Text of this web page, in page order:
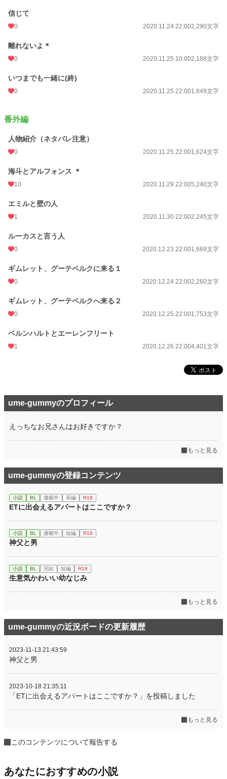
信じて
0 2020.11.24 22:002,290文字
離れないよ＊
0 2020.11.25 10:002,188文字
いつまでも一緒に(終)
0 2020.11.25 22:001,849文字
番外編
人物紹介（ネタバレ注意）
0 2020.11.25 22:001,624文字
海斗とアルフォンス ＊
10 2020.11.29 22:005,240文字
エミルと壁の人
1 2020.11.30 22:002,245文字
ルーカスと言う人
0 2020.12.23 22:001,669文字
ギムレット、グーテベルクに来る１
0 2020.12.24 22:002,260文字
ギムレット、グーテベルクへ来る２
0 2020.12.25 22:001,753文字
ベルンハルトとエーレンフリート
1 2020.12.26 22:004,401文字
ume-gummyのプロフィール
えっちなお兄さんはお好きですか？
もっと見る
ume-gummyの登録コンテンツ
小説 BL 連載中 長編 R18
ETに出会えるアパートはここですか？
小説 BL 連載中 短編 R18
神父と男
小説 BL 完結 短編 R18
生意気かわいい幼なじみ
もっと見る
ume-gummyの近況ボードの更新履歴
2023-11-13 21:43:59
神父と男
2023-10-18 21:35:11
「ETに出会えるアパートはここですか？」を投稿しました
もっと見る
このコンテンツについて報告する
あなたにおすすめの小説